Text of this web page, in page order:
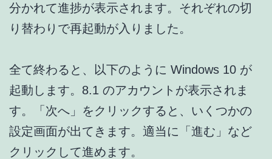
分かれて進捗が表示されます。それぞれの切
り替わりで再起動が入りました。
全て終わると、以下のように Windows 10 が
起動します。8.1 のアカウントが表示されま
す。「次へ」をクリックすると、いくつかの
設定画面が出てきます。適当に「進む」など
クリックして進めます。